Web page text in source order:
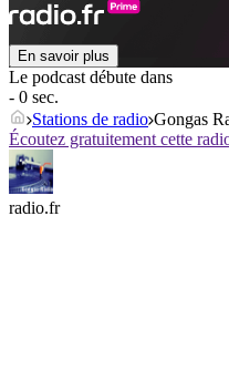
En savoir plus
Le podcast débute dans
- 0 sec.
Stations de radio Gongas
Écoutez gratuitement cette
radio.fr